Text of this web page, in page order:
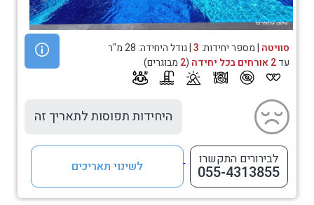
סוויטה | מספר יחידות:3| גודל היחידה: 28 מ"ר
עד2 אורחים בכל יחידה (
2 מבוגרים)
היחידות תפוסות לתאריך זה
לבירורים התקשרו
055-4313855 לשינוי תאריכים